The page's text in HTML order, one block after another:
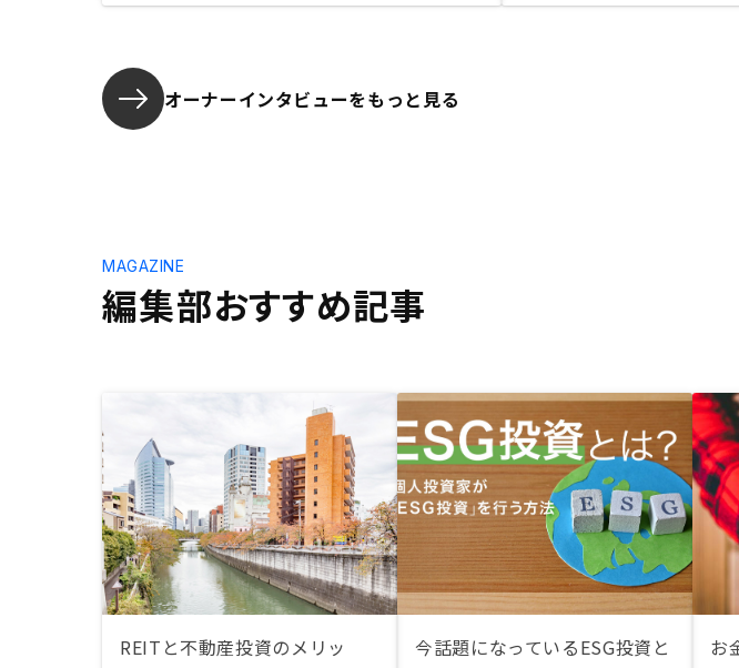
オーナーインタビューをもっと見る
編集部おすすめ記事
MAGAZINE
REITと不動産投資のメリッ
今話題になっているESG投資と
お